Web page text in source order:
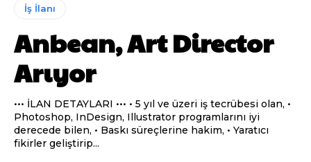
İş İlanı
Anbean, Art Director
Arıyor
••• İLAN DETAYLARI ••• • 5 yıl ve üzeri iş tecrübesi olan, •
Photoshop, InDesign, Illustrator programlarını iyi
derecede bilen, • Baskı süreçlerine hakim, • Yaratıcı
fikirler geliştirip...